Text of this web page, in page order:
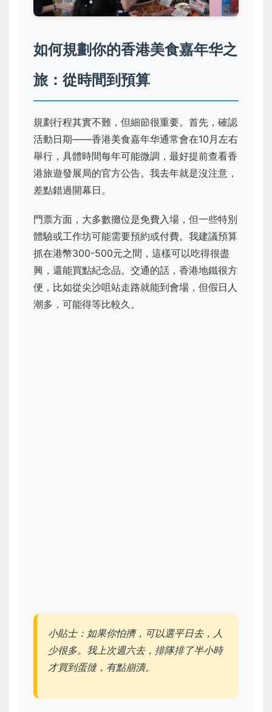
如何規劃你的香港美食嘉年华之
旅：從時間到預算
規劃行程其實不難，但細節很重要。首先，確認
活動日期——香港美食嘉年华通常會在10月左右
舉行，具體時間每年可能微調，最好提前查看香
港旅遊發展局的官方公告。我去年就是沒注意，
差點錯過開幕日。
門票方面，大多數攤位是免費入場，但一些特別
體驗或工作坊可能需要預約或付費。我建議預算
抓在港幣300-500元之間，這樣可以吃得很盡
興，還能買點紀念品。交通的話，香港地鐵很方
便，比如從尖沙咀站走路就能到會場，但假日人
潮多，可能得等比較久。
小貼士：如果你怕擠，可以選平日去，人
少很多。我上次週六去，排隊排了半小時
才買到蛋撻，有點崩潰。